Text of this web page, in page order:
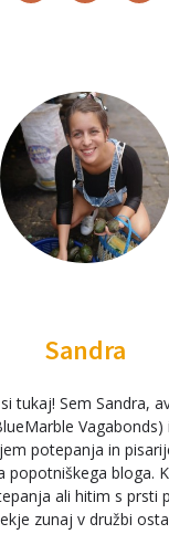
Sandra
tukaj! Sem Sandra,
potepanja in
popotniškega bloga.
ali hitim s prsti
zunaj v družbi